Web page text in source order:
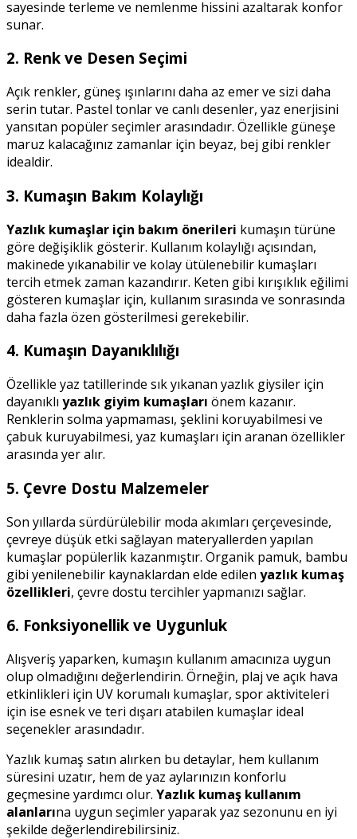
sayesinde terleme ve nemlenme hissini azaltarak konfor
sunar.
2. Renk ve Desen Seçimi
Açık renkler, güneş ışınlarını daha az emer ve sizi daha
serin tutar. Pastel tonlar ve canlı desenler, yaz enerjisini
yansıtan popüler seçimler arasındadır. Özellikle güneşe
maruz kalacağınız zamanlar için beyaz, bej gibi renkler
idealdir.
3. Kumaşın Bakım Kolaylığı
Yazlık kumaşlar için bakım önerileri kumaşın türüne
göre değişiklik gösterir. Kullanım kolaylığı açısından,
makinede yıkanabilir ve kolay ütülenebilir kumaşları
tercih etmek zaman kazandırır. Keten gibi kırışıklık eğilimi
gösteren kumaşlar için, kullanım sırasında ve sonrasında
daha fazla özen gösterilmesi gerekebilir.
4. Kumaşın Dayanıklılığı
Özellikle yaz tatillerinde sık yıkanan yazlık giysiler için
dayanıklı yazlık giyim kumaşları önem kazanır.
Renklerin solma yapmaması, şeklini koruyabilmesi ve
çabuk kuruyabilmesi, yaz kumaşları için aranan özellikler
arasında yer alır.
5. Çevre Dostu Malzemeler
Son yıllarda sürdürülebilir moda akımları çerçevesinde,
çevreye düşük etki sağlayan materyallerden yapılan
kumaşlar popülerlik kazanmıştır. Organik pamuk, bambu
gibi yenilenebilir kaynaklardan elde edilen yazlık kumaş
özellikleri, çevre dostu tercihler yapmanızı sağlar.
6. Fonksiyonellik ve Uygunluk
Alışveriş yaparken, kumaşın kullanım amacınıza uygun
olup olmadığını değerlendirin. Örneğin, plaj ve açık hava
etkinlikleri için UV korumalı kumaşlar, spor aktiviteleri
için ise esnek ve teri dışarı atabilen kumaşlar ideal
seçenekler arasındadır.
Yazlık kumaş satın alırken bu detaylar, hem kullanım
süresini uzatır, hem de yaz aylarınızın konforlu
geçmesine yardımcı olur. Yazlık kumaş kullanım
alanlarına uygun seçimler yaparak yaz sezonunu en iyi
şekilde değerlendirebilirsiniz.